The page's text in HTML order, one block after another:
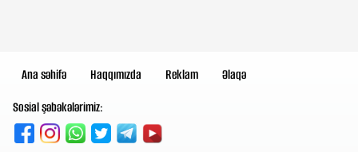
Ana səhifə Haqqımızda Reklam
Əlaqə
Sosial şəbəkələrimiz: